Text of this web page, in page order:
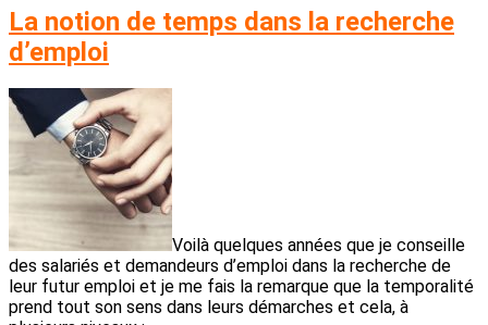
La notion de temps dans la recherche
d’emploi
Voilà quelques années que je conseille
des salariés et demandeurs d’emploi dans la recherche de
leur futur emploi et je me fais la remarque que la temporalité
prend tout son sens dans leurs démarches et cela, à